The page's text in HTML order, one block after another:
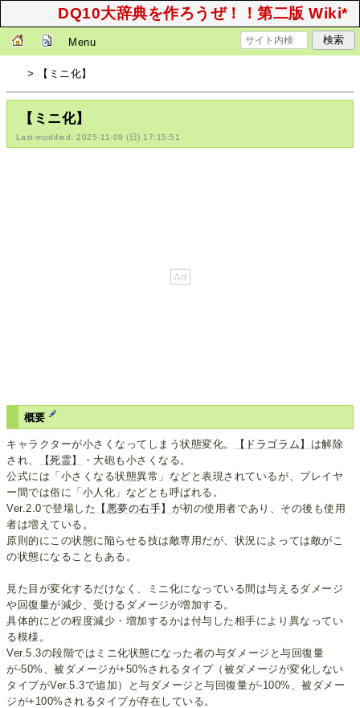
DQ10大辞典を作ろうぜ！！第二版 Wiki*
Menu
> 【ミニ化】
【ミニ化】
Last-modified: 2025-11-09 (日) 17:15:51
概要
キャラクターが小さくなってしまう状態変化。 【ドラゴラム】 は解除
され、
【死霊】
・大砲も小さくなる。
公式には「小さくなる状態異常」などと表現されているが、プレイヤ
ー間では俗に「小人化」などとも呼ばれる。
Ver.2.0で登場した 【悪夢の右手】 が初の使用者であり、その後も使用
者は増えている。
原則的にこの状態に陥らせる技は敵専用だが、状況によっては敵がこ
の状態になることもある。
見た目が変化するだけなく、ミニ化になっている間は与えるダメージ
や回復量が減少、受けるダメージが増加する。
具体的にどの程度減少・増加するかは付与した相手により異なってい
る模様。
Ver.5.3の段階ではミニ化状態になった者の与ダメージと与回復量
が-50%、被ダメージが+50%されるタイプ（被ダメージが変化しない
タイプがVer.5.3で追加）と与ダメージと与回復量が-100%、被ダメー
ジが+100%されるタイプが存在している。